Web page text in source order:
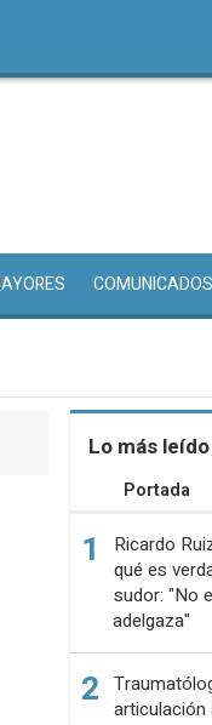
COMUNICADOS
Lo más leído
Portada
1
Ricardo
qué es
sudor: "No
adelgaza"
2